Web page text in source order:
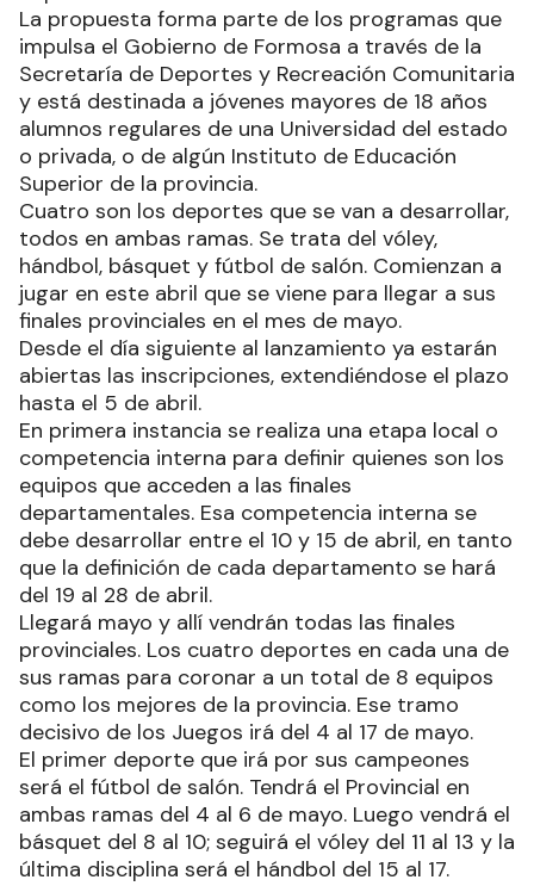
La propuesta forma parte de los programas que
impulsa el Gobierno de Formosa a través de la
Secretaría de Deportes y Recreación Comunitaria
y está destinada a jóvenes mayores de 18 años
alumnos regulares de una Universidad del estado
o privada, o de algún Instituto de Educación
Superior de la provincia.
Cuatro son los deportes que se van a desarrollar,
todos en ambas ramas. Se trata del vóley,
hándbol, básquet y fútbol de salón. Comienzan a
jugar en este abril que se viene para llegar a sus
finales provinciales en el mes de mayo.
Desde el día siguiente al lanzamiento ya estarán
abiertas las inscripciones, extendiéndose el plazo
hasta el 5 de abril.
En primera instancia se realiza una etapa local o
competencia interna para definir quienes son los
equipos que acceden a las finales
departamentales. Esa competencia interna se
debe desarrollar entre el 10 y 15 de abril, en tanto
que la definición de cada departamento se hará
del 19 al 28 de abril.
Llegará mayo y allí vendrán todas las finales
provinciales. Los cuatro deportes en cada una de
sus ramas para coronar a un total de 8 equipos
como los mejores de la provincia. Ese tramo
decisivo de los Juegos irá del 4 al 17 de mayo.
El primer deporte que irá por sus campeones
será el fútbol de salón. Tendrá el Provincial en
ambas ramas del 4 al 6 de mayo. Luego vendrá el
básquet del 8 al 10; seguirá el vóley del 11 al 13 y la
última disciplina será el hándbol del 15 al 17.